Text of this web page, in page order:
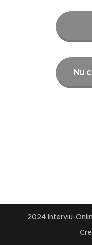
Nu
2024 Interviu-